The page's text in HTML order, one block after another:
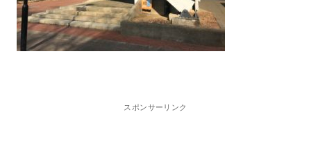
スポンサーリンク